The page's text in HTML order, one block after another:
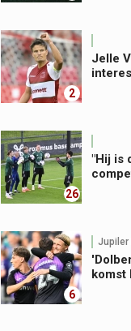
2
Jelle
26
"Hij is
6
Jupiler
komst